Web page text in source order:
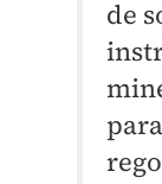
de